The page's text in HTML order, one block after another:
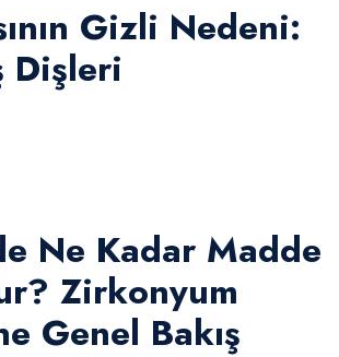
Gizli Nedeni:
Dişleri
Ne Kadar Madde
Zirkonyum
Genel Bakış